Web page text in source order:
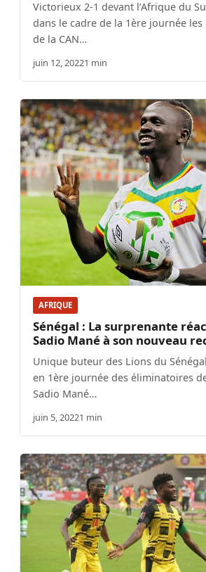
Victorieux 2-1 devant l’Afrique du
dans le cadre de la 1ère journée
de la CAN…
juin 12, 20221 min
AFRIQUE
Sénégal : La surprenante
Sadio Mané à son nouveau
Unique buteur des Lions du
en 1ère journée des éliminatoires
Sadio Mané…
juin 5, 20221 min